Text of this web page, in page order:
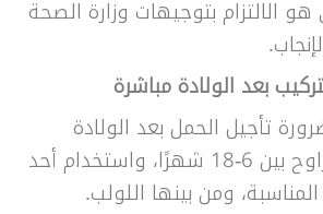
الالتزام بتوجيهات وزارة الصحة
بعد الولادة مباشرة
تأجيل الحمل بعد الولادة
القيصرية لمدة تتراوح بين 6-18 شهرًا، واستخدام أحد
ومن بينها اللولب.